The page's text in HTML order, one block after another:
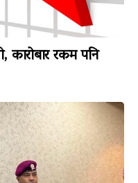
कारोबार रकम पनि